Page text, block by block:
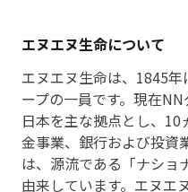
エヌエヌ生命について
エヌエヌ生命は、1845
ープの一員です。現在
日本を主な拠点とし、
金事業、銀行および投資
は、源流である「ナショ
由来しています。エヌエ